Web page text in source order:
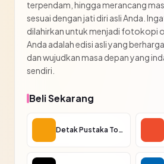
terpendam, hingga merancang
sesuai dengan jati diri asli Anda.
dilahirkan untuk menjadi fotokopi
Anda adalah edisi asli yang
dan wujudkan masa depan yang
sendiri.
Beli Sekarang
Detak Pustaka Toko